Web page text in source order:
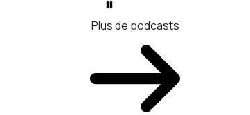
Plus de podcasts